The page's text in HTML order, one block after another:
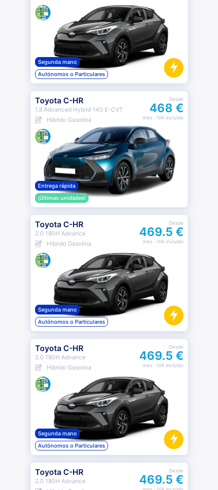
Segunda mano
Autónomos o Particulares
Toyota C-HR
1.8 Advanced Hybrid 140 E-CVT
Híbrido Gasolina
Desde
468 €
mes· IVA incluido
Entrega rápida
¡Últimas unidades!
Toyota C-HR
2.0 180H Advance
Híbrido Gasolina
Desde
469.5 €
mes· IVA incluido
Segunda mano
Autónomos o Particulares
Toyota C-HR
2.0 180H Advance
Híbrido Gasolina
Desde
469.5 €
mes· IVA incluido
Segunda mano
Autónomos o Particulares
Toyota C-HR
2.0 180H Advance
Desde
469.5 €